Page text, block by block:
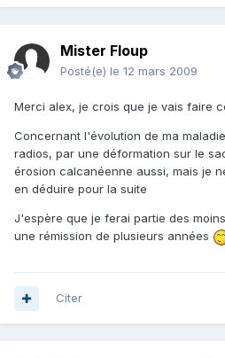
Mister Floup
Posté(e) le 12 mars 2009
Merci alex, je crois que je vais faire
Concernant l'évolution de ma
radios, par une déformation sur le
érosion calcanéenne aussi, mais je
en déduire pour la suite
J'espère que je ferai partie des
une rémission de plusieurs années
Citer